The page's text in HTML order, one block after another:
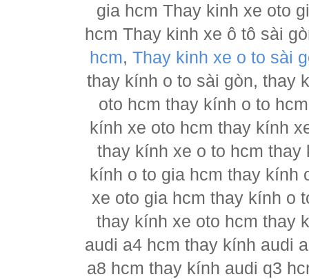
gia hcm Thay kinh xe oto
hcm Thay kinh xe ô tô sài
hcm,Thay kinh xe o to sài
thay kính o to sài gòn, thay
oto hcm thay kính o to
kính xe oto hcm thay kính
thay kính xe o to hcm
kính o to gia hcm thay kính
xe oto gia hcm thay kính o
thay kính xe oto hcm thay
audi a4 hcm thay kính audi
a8 hcm thay kính audi q3